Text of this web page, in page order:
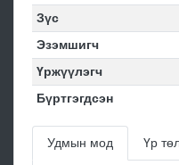
Зүс
Эзэмшигч
Үржүүлэгч
Бүртгэгдсэн
Удмын мод Үр